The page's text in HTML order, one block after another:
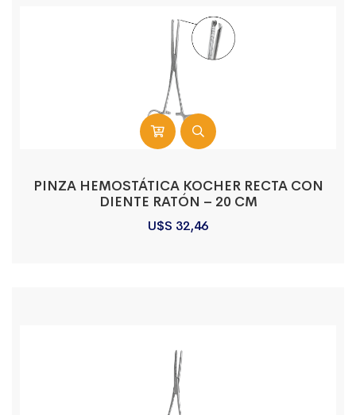
PINZA HEMOSTÁTICA KOCHER RECTA CON
DIENTE RATÓN – 20 CM
U$S 32,46